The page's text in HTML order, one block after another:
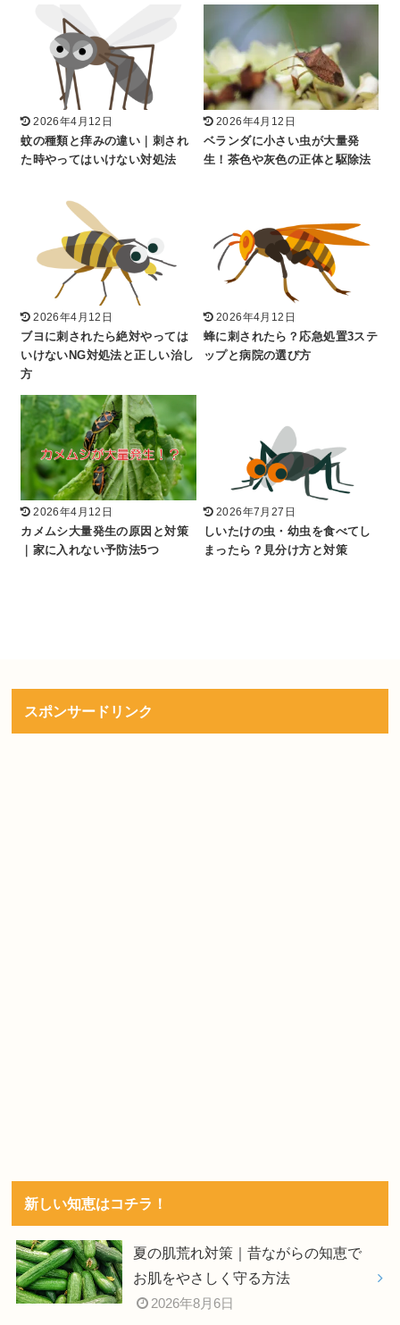
2026年4月12日
蚊の種類と痒みの違い｜刺され
た時やってはいけない対処法
2026年4月12日
ベランダに小さい虫が大量発
生！茶色や灰色の正体と駆除法
2026年4月12日
ブヨに刺されたら絶対やっては
いけないNG対処法と正しい治し
方
2026年4月12日
蜂に刺されたら？応急処置3ステ
ップと病院の選び方
2026年4月12日
カメムシ大量発生の原因と対策
｜家に入れない予防法5つ
2026年7月27日
しいたけの虫・幼虫を食べてし
まったら？見分け方と対策
スポンサードリンク
新しい知恵はコチラ！
夏の肌荒れ対策｜昔ながらの知恵で
お肌をやさしく守る方法
2026年8月6日